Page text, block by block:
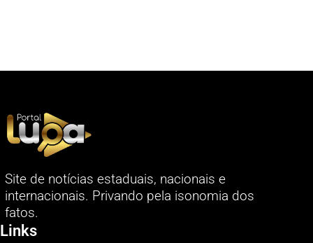
Site de notícias estaduais, nacionais e
internacionais. Privando pela isonomia dos
fatos.
Links